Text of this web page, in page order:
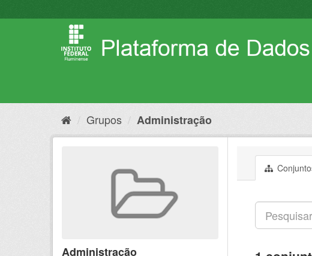
para
Grupos Administração
Administração